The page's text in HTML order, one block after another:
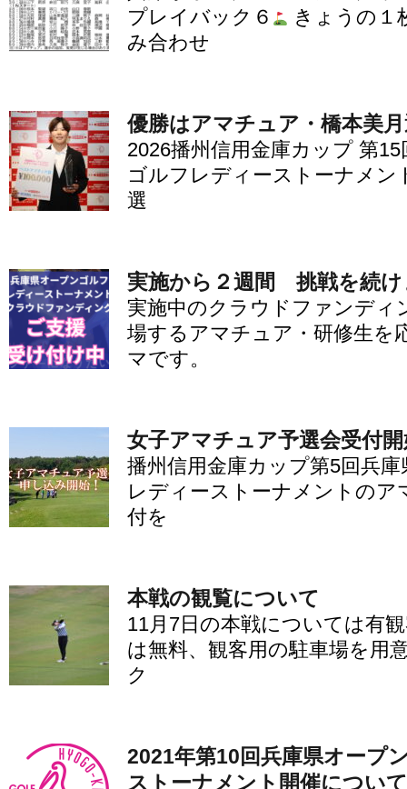
プレイバック６
きょうの１
み合わせ
優勝はアマチュア・橋本美
2026播州信用金庫カップ 第
ゴルフレディーストーナメン
選
実施から２週間 挑戦を続け
実施中のクラウドファンディ
場するアマチュア・研修生を
マです。
女子アマチュア予選会受付
播州信用金庫カップ第5回兵
レディーストーナメントのア
付を
本戦の観覧について
11月7日の本戦については有
は無料、観客用の駐車場を用
ク
2021年第10回兵庫県オープ
ストーナメント開催について